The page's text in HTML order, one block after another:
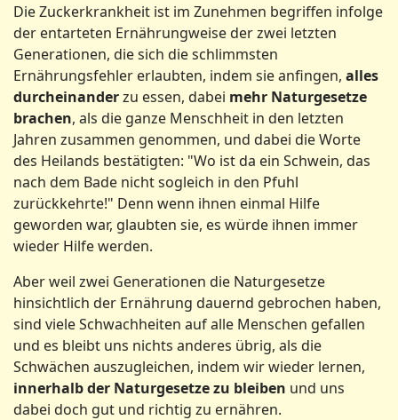
Die Zuckerkrankheit ist im Zunehmen begriffen infolge
der entarteten Ernährungweise der zwei letzten
Generationen, die sich die schlimmsten
Ernährungsfehler erlaubten, indem sie anfingen, alles
durcheinanderzu essen, dabei mehr Naturgesetze
brachen, als die ganze Menschheit in den letzten
Jahren zusammen genommen, und dabei die Worte
des Heilands bestätigten: "Wo ist da ein Schwein, das
nach dem Bade nicht sogleich in den Pfuhl
zurückkehrte!" Denn wenn ihnen einmal Hilfe
geworden war, glaubten sie, es würde ihnen immer
wieder Hilfe werden.
Aber weil zwei Generationen die Naturgesetze
hinsichtlich der Ernährung dauernd gebrochen haben,
sind viele Schwachheiten auf alle Menschen gefallen
und es bleibt uns nichts anderes übrig, als die
Schwächen auszugleichen, indem wir wieder lernen,
innerhalb der Naturgesetze zu bleiben und uns
dabei doch gut und richtig zu ernähren.